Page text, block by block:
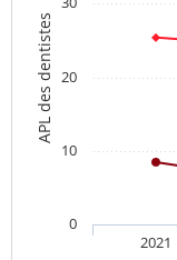
APL des dentistes
2021
0
10
20